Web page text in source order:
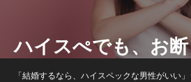
ハイスぺでも、お断
「結婚するなら、ハイスペックな男性がいい」